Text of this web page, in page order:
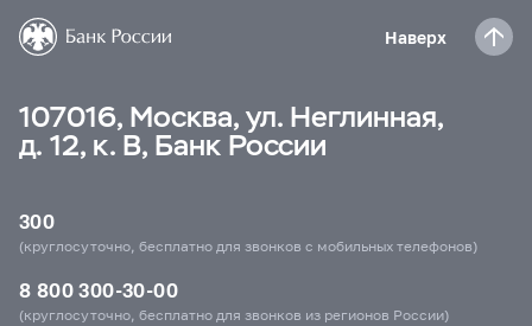
Наверх
107016, Москва, ул. Неглинная,
д. 12, к. В, Банк России
300
(круглосуточно, бесплатно для звонков с мобильных телефонов)
8 800 300-30-00
(круглосуточно, бесплатно для звонков из регионов России)